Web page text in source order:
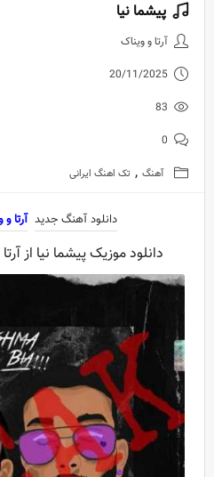
دانلود آهنگ
پیشما نیا
آرتا و ویناک
20/11/2025
83
0
آهنگ , تک اهنگ ایرانی
دانلود آهنگ جدید آرتا
دانلود موزیک پیشما نیا از